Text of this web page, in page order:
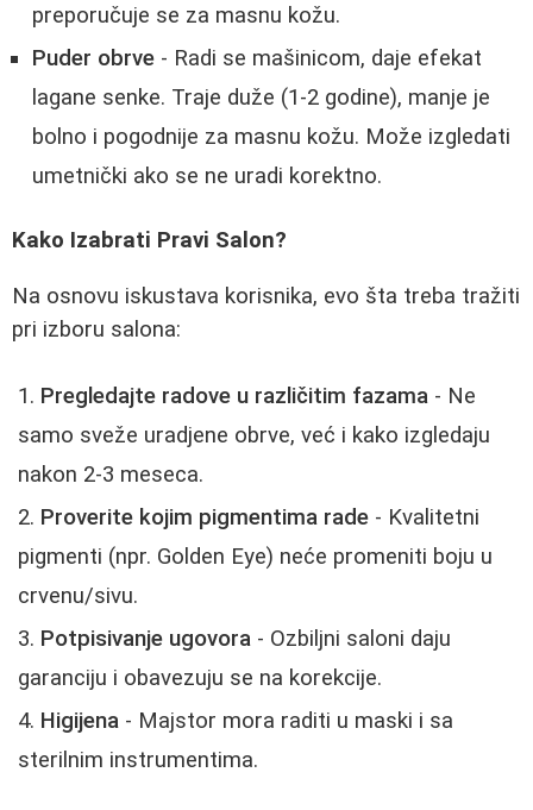
preporučuje se za masnu kožu.
Puder obrve - Radi se mašinicom, daje efekat
lagane senke. Traje duže (1-2 godine), manje je
bolno i pogodnije za masnu kožu. Može izgledati
umetnički ako se ne uradi korektno.
Kako Izabrati Pravi Salon?
Na osnovu iskustava korisnika, evo šta treba tražiti
pri izboru salona:
Pregledajte radove u različitim fazama - Ne
samo sveže uradjene obrve, već i kako izgledaju
nakon 2-3 meseca.
Proverite kojim pigmentima rade - Kvalitetni
pigmenti (npr. Golden Eye) neće promeniti boju u
crvenu/sivu.
Potpisivanje ugovora - Ozbiljni saloni daju
garanciju i obavezuju se na korekcije.
Higijena - Majstor mora raditi u maski i sa
sterilnim instrumentima.